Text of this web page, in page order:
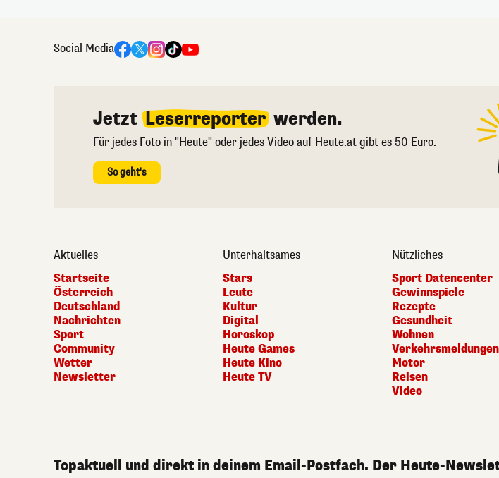
Social Media
Jetzt Leserreporter werden.
Für jedes Foto in "Heute" oder jedes Video auf Heute.at gibt es 50 Euro.
So geht's
Aktuelles
Startseite
Österreich
Deutschland
Nachrichten
Sport
Community
Wetter
Newsletter
Unterhaltsames
Stars
Leute
Kultur
Digital
Horoskop
Heute Games
Heute Kino
Heute TV
Nützliches
Sport Datencenter
Gewinnspiele
Rezepte
Gesundheit
Wohnen
Verkehrsmeldungen
Motor
Reisen
Video
Topaktuell und direkt in deinem Email-Postfach. Der Heute-